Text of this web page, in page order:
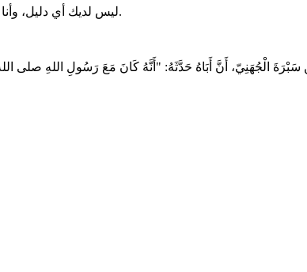
ليس لديك أي دليل، وأنا أتحداك أمام الجميع. من الطبيعي أنني لن أقتنع بكلام شخص يبيح الزنا، فأنت أشبه بمن يبرر تجارة المخدرات.
(1406) عن الرَّبِيع بْن سَبْرَةَ الْجُهَنِيّ، أَنَّ أَبَاهُ حَدَّثَهُ: "أَنَّهُ كَانَ مَعَ